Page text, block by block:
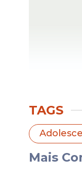
As
Ela
pois a
TAGS
Mais